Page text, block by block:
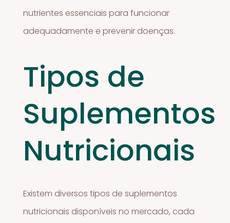
nutrientes essenciais para funcionar
adequadamente e prevenir doenças.
Tipos de
Suplementos
Nutricionais
Existem diversos tipos de suplementos
nutricionais disponíveis no mercado, cada